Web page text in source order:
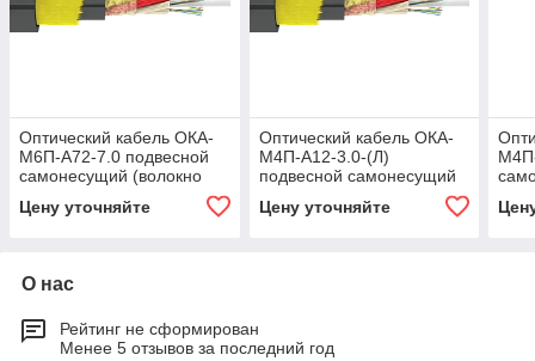
Оптический кабель ОКА-
М6П-А72-7.0 подвесной
самонесущий (волокно
Цену уточняйте
Оптический кабель ОКА-
М4П-А12-3.0-(Л)
подвесной самонесущий
Цену уточняйте
О нас
Рейтинг не сформирован
Менее 5 отзывов за последний год